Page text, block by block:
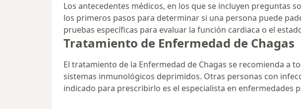
Los antecedentes médicos, en los que se incluyen preguntas
los primeros pasos para determinar si una persona puede
pruebas específicas para evaluar la función cardiaca o el
Tratamiento de Enfermedad de Chagas
El tratamiento de la Enfermedad de Chagas se recomienda a
sistemas inmunológicos deprimidos. Otras personas con
indicado para prescribirlo es el especialista en enfermedades